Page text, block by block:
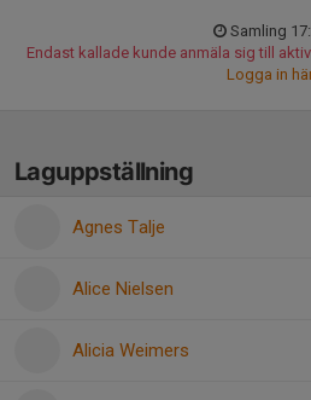
Samling
Endast kallade kunde anmäla sig till
Logga in
Laguppställning
Agnes Talje
Alice Nielsen
Alicia Weimers